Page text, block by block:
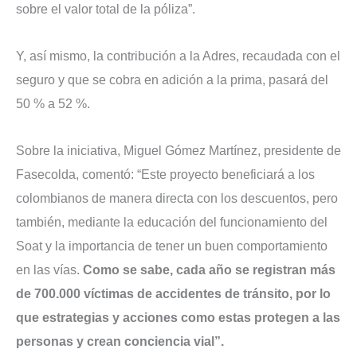
sobre el valor total de la póliza”.
Y, así mismo, la contribución a la Adres, recaudada con el
seguro y que se cobra en adición a la prima, pasará del
50 % a 52 %.
Sobre la iniciativa, Miguel Gómez Martínez, presidente de
Fasecolda, comentó: “Este proyecto beneficiará a los
colombianos de manera directa con los descuentos, pero
también, mediante la educación del funcionamiento del
Soat y la importancia de tener un buen comportamiento
en las vías. Como se sabe, cada año se registran más
de 700.000 víctimas de accidentes de tránsito, por lo
que estrategias y acciones como estas protegen a las
personas y crean conciencia vial”.